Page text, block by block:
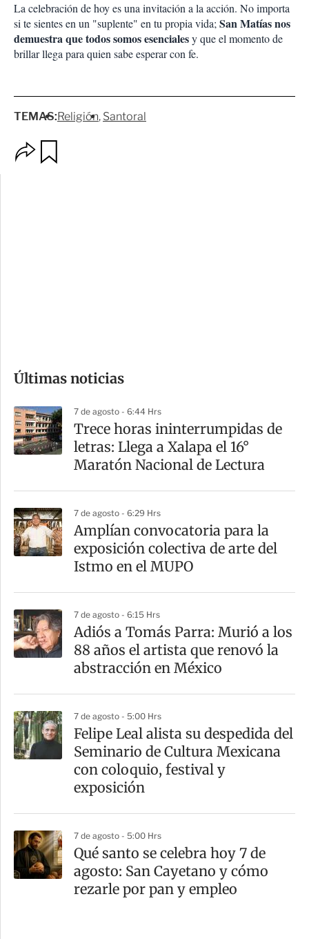
La celebración de hoy es una invitación a la acción. No importa
si te sientes en un "suplente" en tu propia vida;San Matías nos
demuestra que todos somos esencialesy que el momento de
brillar llega para quien sabe esperar con fe.
TEMAS: Religión Santoral
m
a
r
t
Últimas noticias
7 de agosto - 6:44 Hrs
Trece horas ininterrumpidas de
letras: Llega a Xalapa el 16°
Maratón Nacional de Lectura
7 de agosto - 6:29 Hrs
Amplían convocatoria para la
exposición colectiva de arte del
Istmo en el MUPO
7 de agosto - 6:15 Hrs
Adiós a Tomás Parra: Murió a los
88 años el artista que renovó la
abstracción en México
7 de agosto - 5:00 Hrs
Felipe Leal alista su despedida del
Seminario de Cultura Mexicana
con coloquio, festival y
exposición
7 de agosto - 5:00 Hrs
Qué santo se celebra hoy 7 de
agosto: San Cayetano y cómo
rezarle por pan y empleo